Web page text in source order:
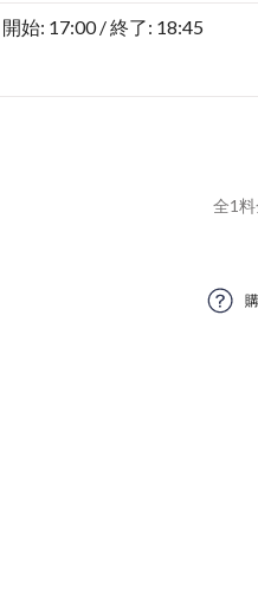
始: 17:00 / 終了: 18:45
全1